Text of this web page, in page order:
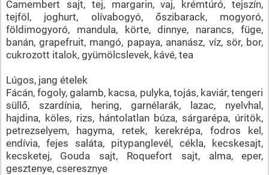
Camembert sajt, tej, margarin, vaj, krémtúró, tejszín,
tejföl, joghurt, olívabogyó, őszibarack, mogyoró,
földimogyoró, mandula, körte, dinnye, narancs, füge,
banán, grapefruit, mangó, papaya, ananász, víz, sör, bor,
cukrozott italok, gyümölcslevek, kávé, tea
Lúgos, jang ételek
Fácán, fogoly, galamb, kacsa, pulyka, tojás, kaviár, tengeri
süllő, szardínia, hering, garnélarák, lazac, nyelvhal,
hajdina, köles, rizs, hántolatlan búza, sárgarépa, úritök,
petrezselyem, hagyma, retek, kerekrépa, fodros kel,
endívia, fejes saláta, pitypanglevél, cékla, kecskesajt,
kecsketej, Gouda sajt, Roquefort sajt, alma, eper,
gesztenye, cseresznye